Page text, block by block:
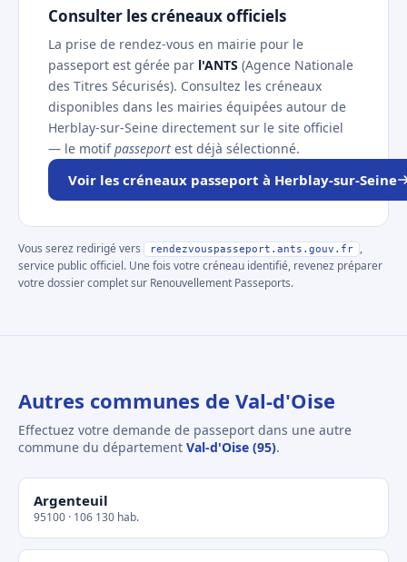
Consulter les créneaux officiels
La prise de rendez-vous en mairie pour le
passeport est gérée par l'ANTS (Agence Nationale
des Titres Sécurisés). Consultez les créneaux
disponibles dans les mairies équipées autour de
Herblay-sur-Seine directement sur le site officiel
— le motifpasseport est déjà sélectionné.
Voir les créneaux passeport à Herblay-sur-Seine
Vous serez redirigé vers rendezvouspasseport.ants.gouv.fr
,
service public officiel. Une fois votre créneau identifié, revenez préparer
votre dossier complet sur Renouvellement Passeports.
Autres communes de Val-d'Oise
Effectuez votre demande de passeport dans une autre
commune du département Val-d'Oise (95).
Argenteuil
95100 · 106 130 hab.